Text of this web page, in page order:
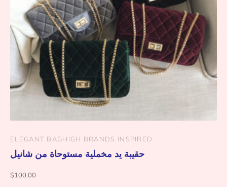
ELEGANT BAGHIGH BRANDS INSPIRED
حقيبة يد مخملية مستوحاة من شانيل
$100.00